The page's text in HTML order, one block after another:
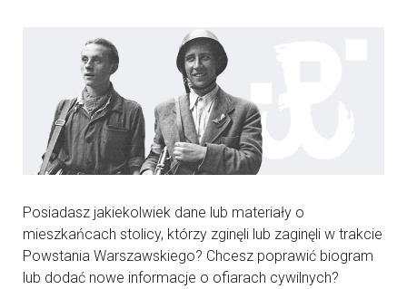
Posiadasz jakiekolwiek dane lub materiały o
mieszkańcach stolicy, którzy zginęli lub zaginęli w trakcie
Powstania Warszawskiego? Chcesz poprawić biogram
lub dodać nowe informacje o ofiarach cywilnych?